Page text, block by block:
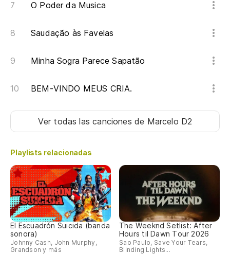
O Poder da Musica
Saudação às Favelas
Minha Sogra Parece Sapatão
BEM-VINDO MEUS CRIA.
Ver todas las canciones de Marcelo D2
Playlists relacionadas
El Escuadrón Suicida (banda
sonora)
Johnny Cash, John Murphy,
Grandson y más
The Weeknd Setlist: After
Hours til Dawn Tour 2026
Sao Paulo, Save Your Tears,
Blinding Lights...